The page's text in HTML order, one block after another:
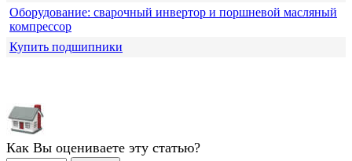
Оборудование: сварочный инвертор и поршневой масляный
компрессор
Купить подшипники
Как Вы оцениваете эту статью?